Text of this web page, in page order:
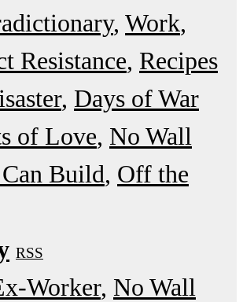
Work
Resistance Recipes
Days of War
of Love No Wall
Build Off the
RSS
Worker No Wall